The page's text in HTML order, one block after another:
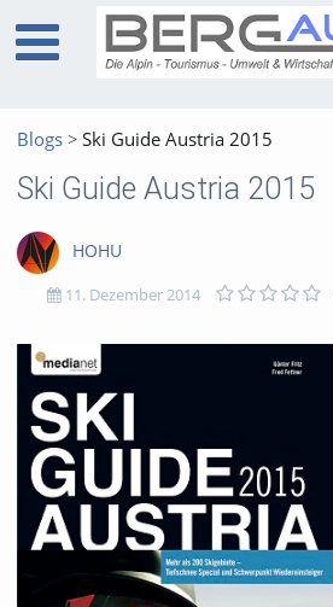
Blogs Ski Guide Austria 2015
Ski Guide Austria 2015
HOHU
11. Dezember 2014
1790
views
Kommentare
favorites